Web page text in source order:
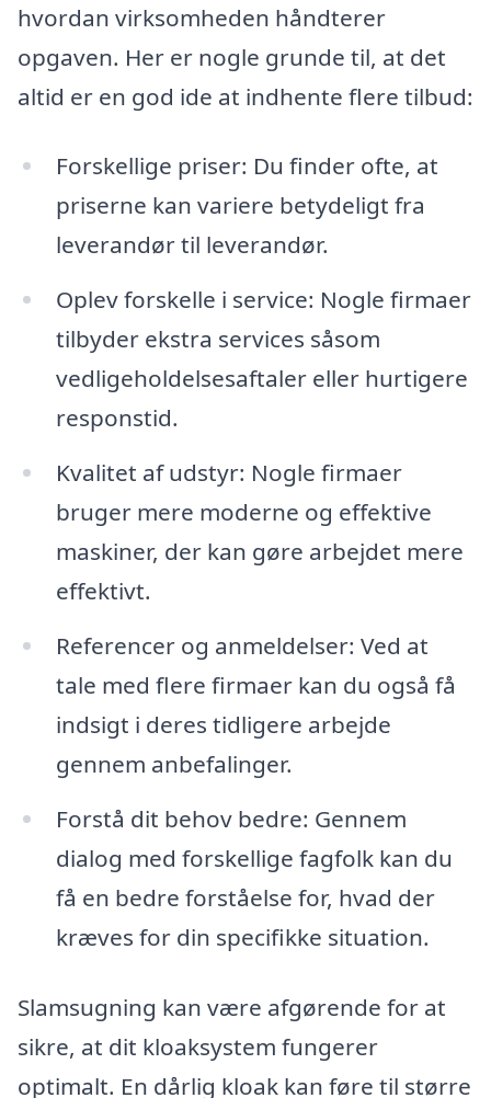
hvordan virksomheden håndterer
opgaven. Her er nogle grunde til, at det
altid er en god ide at indhente flere tilbud:
Forskellige priser: Du finder ofte, at
priserne kan variere betydeligt fra
leverandør til leverandør.
Oplev forskelle i service: Nogle firmaer
tilbyder ekstra services såsom
vedligeholdelsesaftaler eller hurtigere
responstid.
Kvalitet af udstyr: Nogle firmaer
bruger mere moderne og effektive
maskiner, der kan gøre arbejdet mere
effektivt.
Referencer og anmeldelser: Ved at
tale med flere firmaer kan du også få
indsigt i deres tidligere arbejde
gennem anbefalinger.
Forstå dit behov bedre: Gennem
dialog med forskellige fagfolk kan du
få en bedre forståelse for, hvad der
kræves for din specifikke situation.
Slamsugning kan være afgørende for at
sikre, at dit kloaksystem fungerer
optimalt. En dårlig kloak kan føre til større